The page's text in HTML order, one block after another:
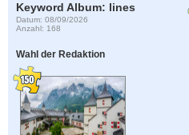
Keyword Album: lines
Datum: 08/09/2026
Anzahl: 168
Wahl der Redaktion